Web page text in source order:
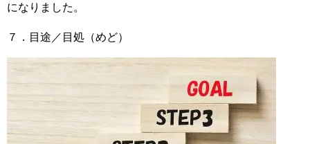
になりました。
７．目途／目処（めど）